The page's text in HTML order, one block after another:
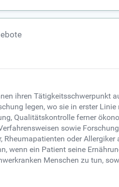
ihren Tätigkeitsschwerpunkt
legen, wo sie in erster
Qualitätskontrolle ferner
sowie
Rheumapatienten oder
wenn ein Patient seine
Menschen zu tun,